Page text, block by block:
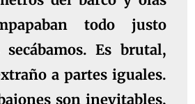
todo justo
Es brutal,
a partes iguales.
son inevitables,